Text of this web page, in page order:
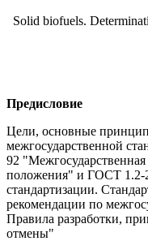
Solid biofuels.
Предисловие
Цели, основные
межгосударственной
92
положения" и ГОСТ 1.2-
стандартизации.
рекомендации по
Правила разработки,
отмены"